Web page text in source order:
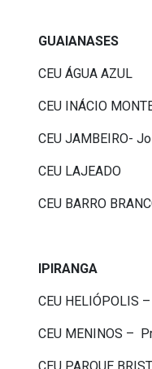
GUAIANASES
CEU ÁGUA AZUL
CEU INÁCIO
CEU JAMBEIRO-
CEU LAJEADO
CEU BARRO
IPIRANGA
CEU HELIÓPOLIS
CEU MENINOS –